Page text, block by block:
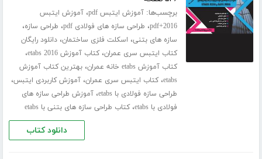
برچسب‌ها:آموزش ایتبس pdf ،آموزش ایتبس
2016+pdf
، طراحی سازه های فولادی pdf ، طراحی سازه،
سازه های بتنی، اسکلت فلزی ساختمان،دانلود رایگان
کتاب ایتبس سری عمران،کتاب آموزش etabs 2016 ،
کتاب آموزش etabs خانه عمران ،بهترین کتاب آموزش
etabs،کتاب ایتبس سری عمران،آموزش کاربردی ایتبس،
طراحی سازه فولادی با etabs ،آموزش طراحی سازه های
فولادی با etabs
،کتاب طراحی سازه های بتنی با etabs
دانلود کتاب